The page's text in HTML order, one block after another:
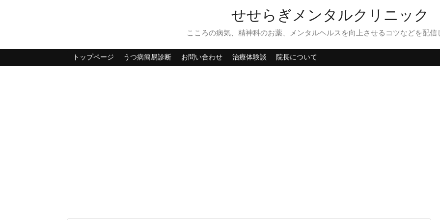
せせらぎメンタルクリニック
こころの病気、精神科のお薬、メンタルヘルスを向上させるコツなどを配信
トップページ うつ病簡易診断 お問い合わせ 治療体験談 院長について